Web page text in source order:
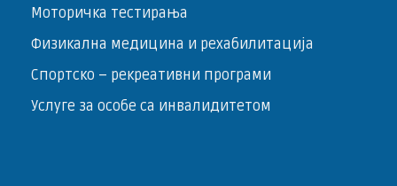
Моторичка тестирања
Физикална медицина и рехабилитација
Спортско – ­рекреативни програми
Услуге за особе са инвалидитетом